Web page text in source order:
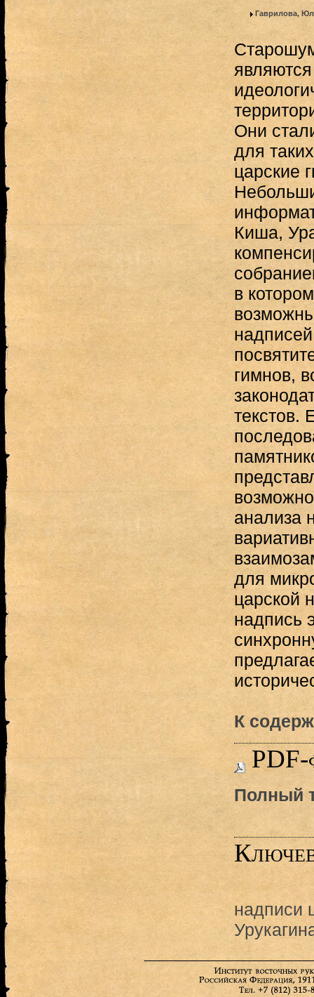
Гаврилова,
Они
для
царские
Киша,
в
гимнов,
текстов.
анализа
для
царской
надпись
К
PDF-
Полный
надписи